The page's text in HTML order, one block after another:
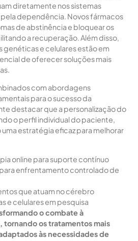
diretamente nos sistemas
dependência. Novos fármacos
de abstinência e bloquear os
a recuperação. Além disso,
genéticas e celulares estão em
de oferecer soluções mais
com abordagens
para o sucesso da
destacar que a personalização do
o perfil individual do paciente,
estratégia eficaz para melhorar
online para suporte contínuo
enfrentamento controlado de
que atuam no cérebro
e celulares em pesquisa
o combate à
os tratamentos mais
às necessidades de